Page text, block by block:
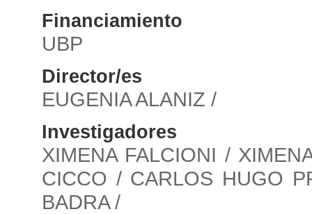
Financiamiento
UBP
Director/es
EUGENIA ALANIZ /
Investigadores
XIMENA FALCIONI /
CICCO / CARLOS HUGO
BADRA /